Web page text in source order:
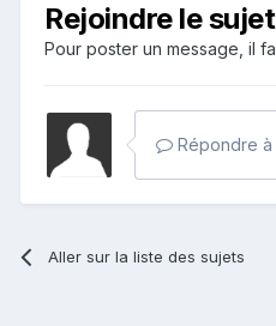
Rejoindre le
Pour poster un message, il
Répondre
Aller sur la liste des sujets